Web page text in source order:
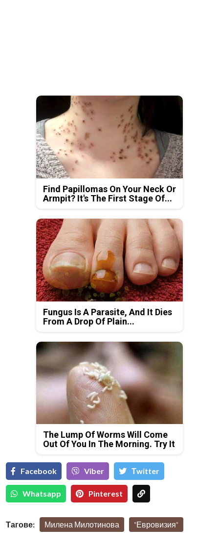
Find Papillomas On Your Neck Or
Armpit? It's The First Stage Of...
Fungus Is A Parasite, And It Dies
From A Drop Of Plain...
The Lump Of Worms Will Come
Out Of You In The Morning. Try It
Facebook Viber Тwitter
Whatsapp Pinterest
Тагове: Милена Милотинова "Евровизия"